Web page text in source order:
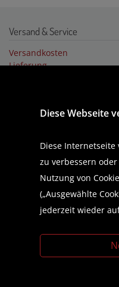
Versand & Service
Versandkosten
Lieferung
Abonnieren
Literatur beschaffen mit
Diese Webseite
Diese
zu verbessern
Nutzung von
(„Ausgewählte
jederzeit wieder